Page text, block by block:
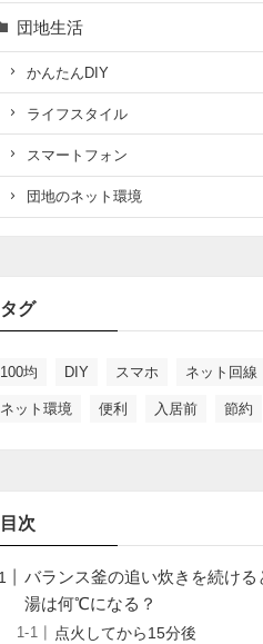
団地生活
かんたんDIY
ライフスタイル
スマートフォン
団地のネット環境
タグ
100均 DIY スマホ ネット回線
ネット環境 便利 入居前 節約
目次
バランス釜の追い炊きを続ける
湯は何℃になる？
点火してから15分後